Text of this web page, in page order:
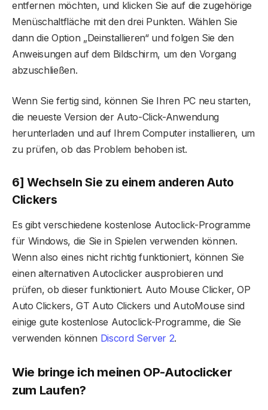
entfernen möchten, und klicken Sie auf die zugehörige
Menüschaltfläche mit den drei Punkten. Wählen Sie
dann die Option „Deinstallieren“ und folgen Sie den
Anweisungen auf dem Bildschirm, um den Vorgang
abzuschließen.
Wenn Sie fertig sind, können Sie Ihren PC neu starten,
die neueste Version der Auto-Click-Anwendung
herunterladen und auf Ihrem Computer installieren, um
zu prüfen, ob das Problem behoben ist.
6] Wechseln Sie zu einem anderen Auto
Clickers
Es gibt verschiedene kostenlose Autoclick-Programme
für Windows, die Sie in Spielen verwenden können.
Wenn also eines nicht richtig funktioniert, können Sie
einen alternativen Autoclicker ausprobieren und
prüfen, ob dieser funktioniert. Auto Mouse Clicker, OP
Auto Clickers, GT Auto Clickers und AutoMouse sind
einige gute kostenlose Autoclick-Programme, die Sie
verwenden können Discord Server 2.
Wie bringe ich meinen OP-Autoclicker
zum Laufen?